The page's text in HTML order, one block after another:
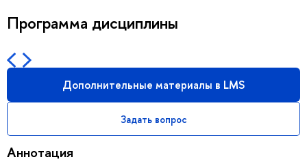
Программа дисциплины
Дополнительные материалы в LMS
Задать вопрос
Аннотация